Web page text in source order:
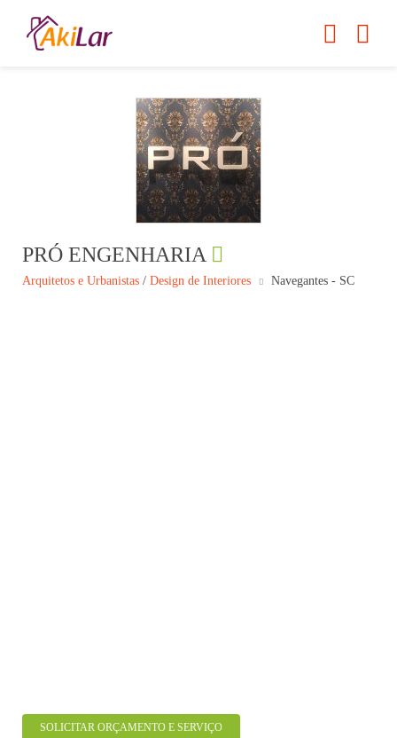
PRÓ ENGENHARIA
Arquitetos e Urbanistas / Design de Interiores Navegantes - SC
SOLICITAR ORÇAMENTO E SERVIÇO